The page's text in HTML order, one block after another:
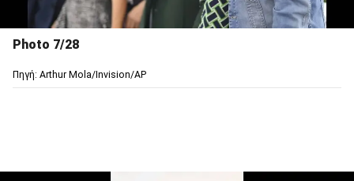
Photo 7/28
Πηγή: Arthur Mola/Invision/AP